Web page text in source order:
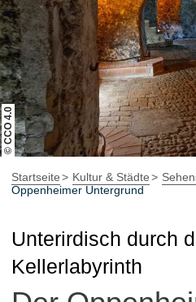
Buchung &
ShopRheinhessen-
© CCO 4.0
Startseite Kultur & Städte
Oppenheimer Untergrund
Unterirdisch durch
Kellerlabyrinth